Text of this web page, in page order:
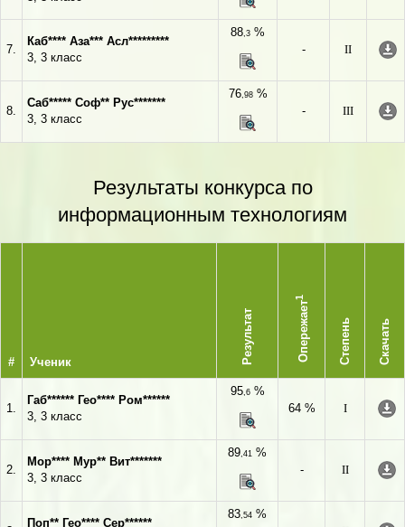
7.
Каб**** Аза*** Асл*********
3, 3 класс
88,3 %
-
II
8.
Саб***** Соф** Рус*******
3, 3 класс
76,98%
-
III
Результаты конкурса по
информационным технологиям
# Ученик Результат Опережает
1
Степень Скачать
1.
Габ****** Гео**** Ром******
3, 3 класс
95,6%
64 %
I
2.
Мор**** Мур** Вит*******
3, 3 класс
89,41 %
-
II
Поп** Гео**** Сер******
83,54 %